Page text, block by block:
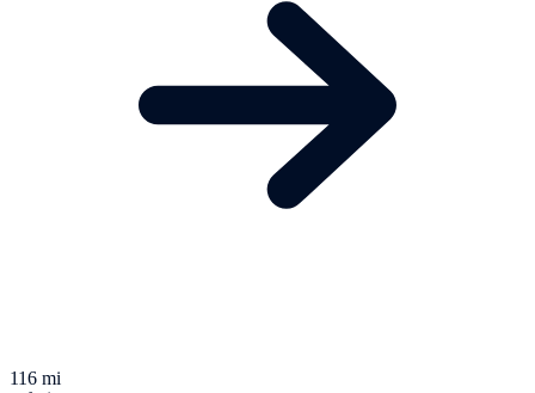
116 mi